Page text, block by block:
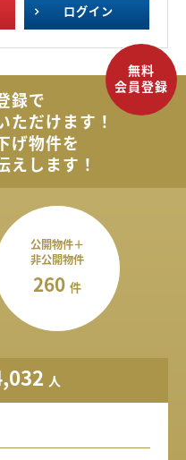
ログイン
録で
ただけます！
げ物件を
えします！
公開物件＋
非公開物件
260 件
人